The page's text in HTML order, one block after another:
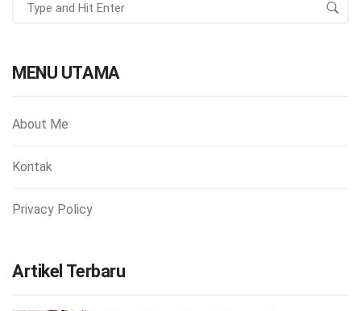
MENU UTAMA
About Me
Kontak
Privacy Policy
Artikel Terbaru